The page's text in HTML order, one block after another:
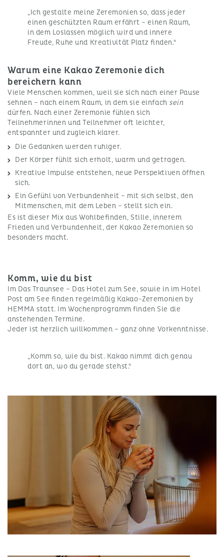
„Ich gestalte meine Zeremonien so, dass jeder
einen geschützten Raum erfährt – einen Raum,
in dem Loslassen möglich wird und innere
Freude, Ruhe und Kreativität Platz finden.“
Warum eine Kakao Zeremonie dich
bereichern kann
Viele Menschen kommen, weil sie sich nach einer Pause
sehnen – nach einem Raum, in dem sie einfach sein
dürfen. Nach einer Zeremonie fühlen sich
Teilnehmerinnen und Teilnehmer oft leichter,
entspannter und zugleich klarer.
Die Gedanken werden ruhiger.
Der Körper fühlt sich erholt, warm und getragen.
Kreative Impulse entstehen, neue Perspektiven öffnen
sich.
Ein Gefühl von Verbundenheit – mit sich selbst, den
Mitmenschen, mit dem Leben – stellt sich ein.
Es ist dieser Mix aus Wohlbefinden, Stille, innerem
Frieden und Verbundenheit, der Kakao Zeremonien so
besonders macht.
Komm, wie du bist
Im Das Traunsee – Das Hotel zum See, sowie in im Hotel
Post am See finden regelmäßig Kakao-Zeremonien by
HEMMA statt. Im Wochenprogramm finden Sie die
anstehenden Termine.
Jeder ist herzlich willkommen – ganz ohne Vorkenntnisse.
„Komm so, wie du bist. Kakao nimmt dich genau
dort an, wo du gerade stehst.“